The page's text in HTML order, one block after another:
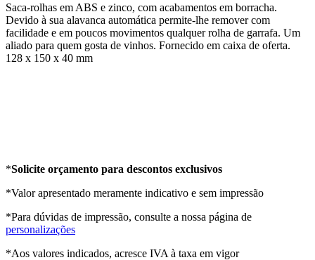
Saca-rolhas em ABS e zinco, com acabamentos em borracha.
Devido à sua alavanca automática permite-lhe remover com
facilidade e em poucos movimentos qualquer rolha de garrafa. Um
aliado para quem gosta de vinhos. Fornecido em caixa de oferta.
128 x 150 x 40 mm
*Solicite orçamento para descontos exclusivos
*Valor apresentado meramente indicativo e sem impressão
*Para dúvidas de impressão, consulte a nossa página de
personalizações
*Aos valores indicados, acresce IVA à taxa em vigor